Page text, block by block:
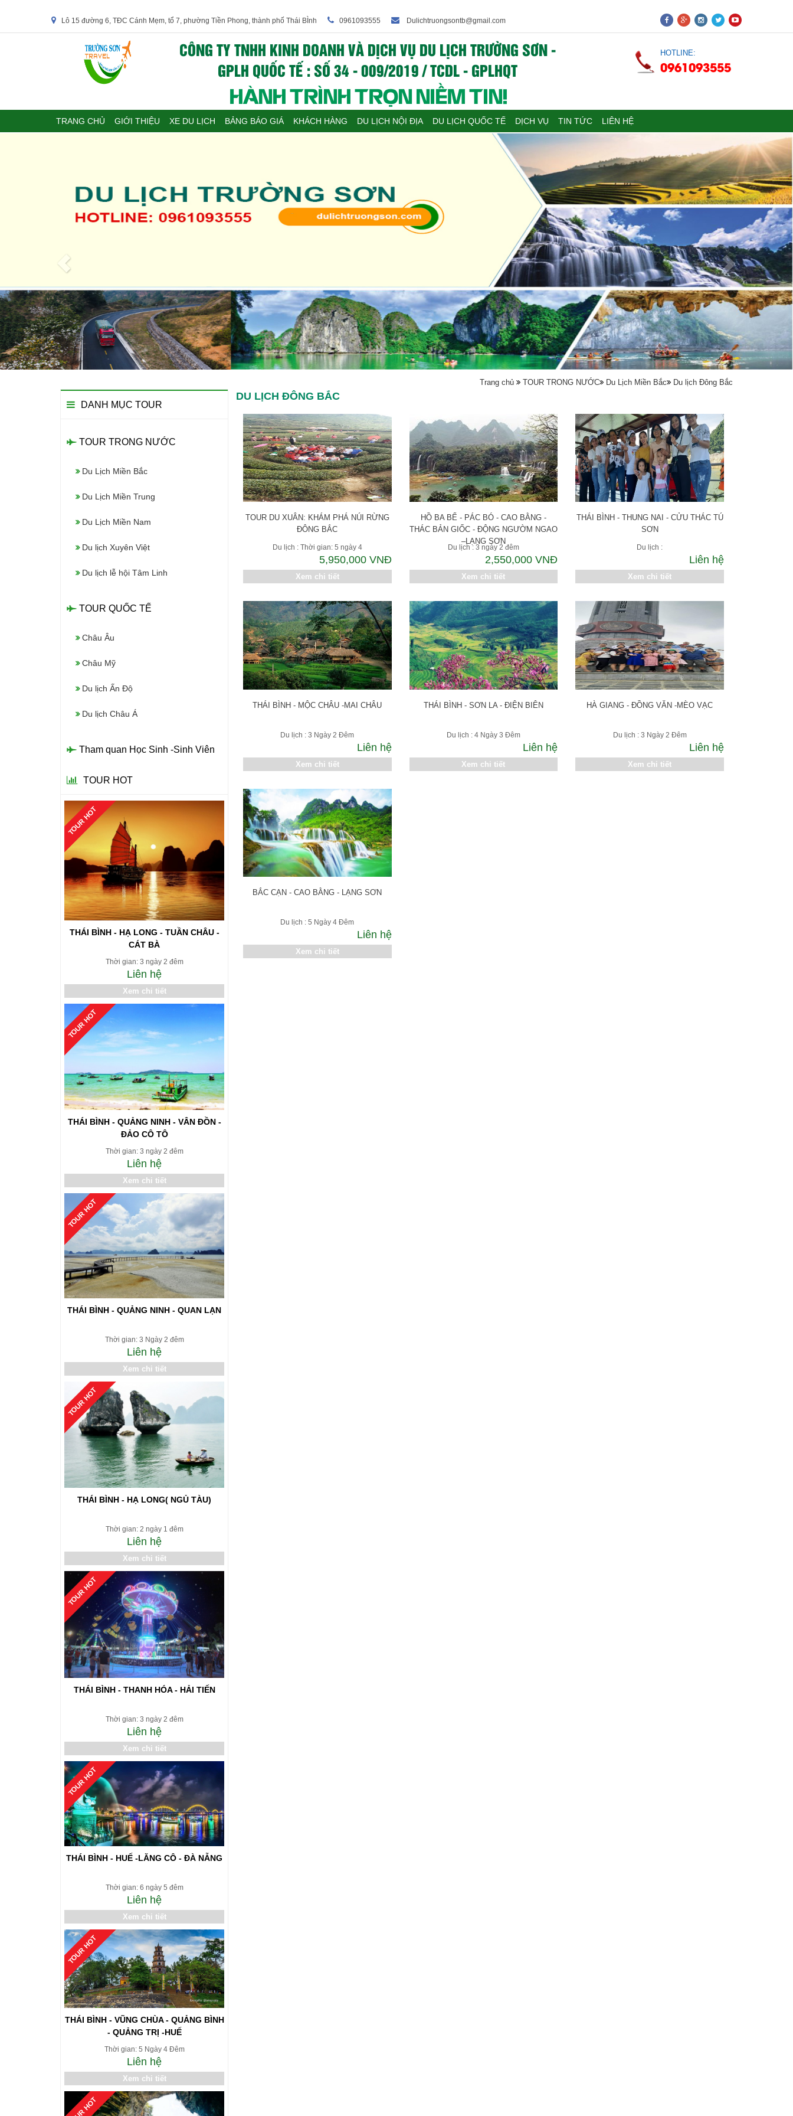
Lô 15 đường 6, TĐC Cánh Mẹm, tổ 7, phường Tiền Phong, thành phố Thái BÌnh 0961093555 Dulichtruongsontb@gmail.com
CÔNG TY TNHH KINH DOANH VÀ DỊCH VỤ DU LỊCH TRƯỜNG SƠN -
GPLH QUỐC TẾ : SỐ 34 - 009/2019 / TCDL - GPLHQT
HÀNH TRÌNH TRỌN NIỀM TIN!
HOTLINE:
0961093555
TRANG CHỦ GIỚI THIỆU XE DU LỊCH BẢNG BÁO GIÁ KHÁCH HÀNG DU LỊCH NỘI ĐỊA DU LỊCH QUỐC TẾ DỊCH VỤ TIN TỨC LIÊN HỆ
Trang chủ TOUR TRONG NƯỚC Du Lịch Miền Bắc Du lịch Đông Bắc
DANH MỤC TOUR
TOUR TRONG NƯỚC
Du Lịch Miền Bắc
Du Lịch Miền Trung
Du Lịch Miền Nam
Du lịch Xuyên Việt
Du lịch lễ hội Tâm Linh
TOUR QUỐC TẾ
Châu Âu
Châu Mỹ
Du lịch Ấn Độ
Du lịch Châu Á
Tham quan Học Sinh -Sinh Viên
TOUR HOT
TOUR HOT
THÁI BÌNH - HẠ LONG - TUẦN CHÂU -
CÁT BÀ
Thời gian: 3 ngày 2 đêm
Liên hệ
Xem chi tiết
TOUR HOT
THÁI BÌNH - QUẢNG NINH - VÂN ĐỒN -
ĐẢO CÔ TÔ
Thời gian: 3 ngày 2 đêm
Liên hệ
Xem chi tiết
TOUR HOT
THÁI BÌNH - QUẢNG NINH - QUAN LẠN
Thời gian: 3 Ngày 2 đêm
Liên hệ
Xem chi tiết
TOUR HOT
THÁI BÌNH - HẠ LONG( NGỦ TÀU)
Thời gian: 2 ngày 1 đêm
Liên hệ
Xem chi tiết
TOUR HOT
THÁI BÌNH - THANH HÓA - HẢI TIẾN
Thời gian: 3 ngày 2 đêm
Liên hệ
Xem chi tiết
TOUR HOT
THÁI BÌNH - HUẾ -LĂNG CÔ - ĐÀ NẴNG
Thời gian: 6 ngày 5 đêm
Liên hệ
Xem chi tiết
TOUR HOT
THÁI BÌNH - VŨNG CHÙA - QUẢNG BÌNH
- QUẢNG TRỊ -HUẾ
Thời gian: 5 Ngày 4 Đêm
Liên hệ
Xem chi tiết
DU LỊCH ĐÔNG BẮC
TOUR DU XUÂN: KHÁM PHÁ NÚI RỪNG
ĐÔNG BẮC
Du lịch : Thời gian: 5 ngày 4
5,950,000 VNĐ
Xem chi tiết
HỒ BA BỂ - PÁC BÓ - CAO BẰNG -
THÁC BẢN GIỐC - ĐỘNG NGƯỜM NGAO
–LẠNG SƠN
Du lịch : 3 ngày 2 đêm
2,550,000 VNĐ
Xem chi tiết
THÁI BÌNH - THUNG NAI - CỬU THÁC TÚ
SƠN
Du lịch :
Liên hệ
Xem chi tiết
THÁI BÌNH - MỘC CHÂU -MAI CHÂU
Du lịch : 3 Ngày 2 Đêm
Liên hệ
Xem chi tiết
THÁI BÌNH - SƠN LA - ĐIỆN BIÊN
Du lịch : 4 Ngày 3 Đêm
Liên hệ
Xem chi tiết
HÀ GIANG - ĐỒNG VĂN -MÈO VẠC
Du lịch : 3 Ngày 2 Đêm
Liên hệ
Xem chi tiết
BẮC CẠN - CAO BẰNG - LẠNG SƠN
Du lịch : 5 Ngày 4 Đêm
Liên hệ
Xem chi tiết